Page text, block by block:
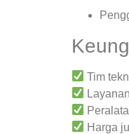
Tim
Harga